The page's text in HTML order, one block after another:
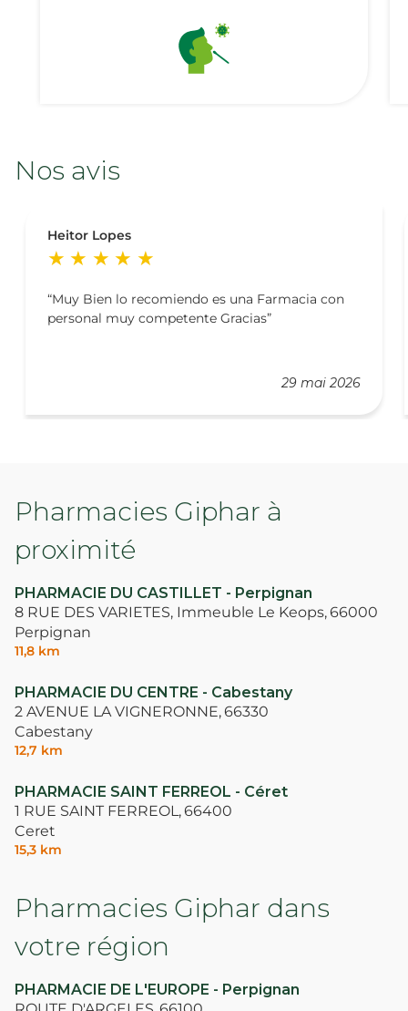
Nos avis
Heitor Lopes
29 mai 2026
Muy Bien lo recomiendo es una Farmacia con
personal muy competente Gracias
Pharmacies Giphar à
proximité
PHARMACIE DU CASTILLET - Perpignan
8 RUE DES VARIETES, Immeuble Le Keops,66000
Perpignan
11,8 km
PHARMACIE DU CENTRE - Cabestany
2 AVENUE LA VIGNERONNE,66330
Cabestany
12,7 km
PHARMACIE SAINT FERREOL - Céret
1 RUE SAINT FERREOL,66400
Ceret
15,3 km
Pharmacies Giphar dans
votre région
PHARMACIE DE L'EUROPE - Perpignan